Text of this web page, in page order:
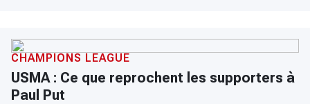
CHAMPIONS LEAGUE
USMA : Ce que reprochent les supporters à
Paul Put